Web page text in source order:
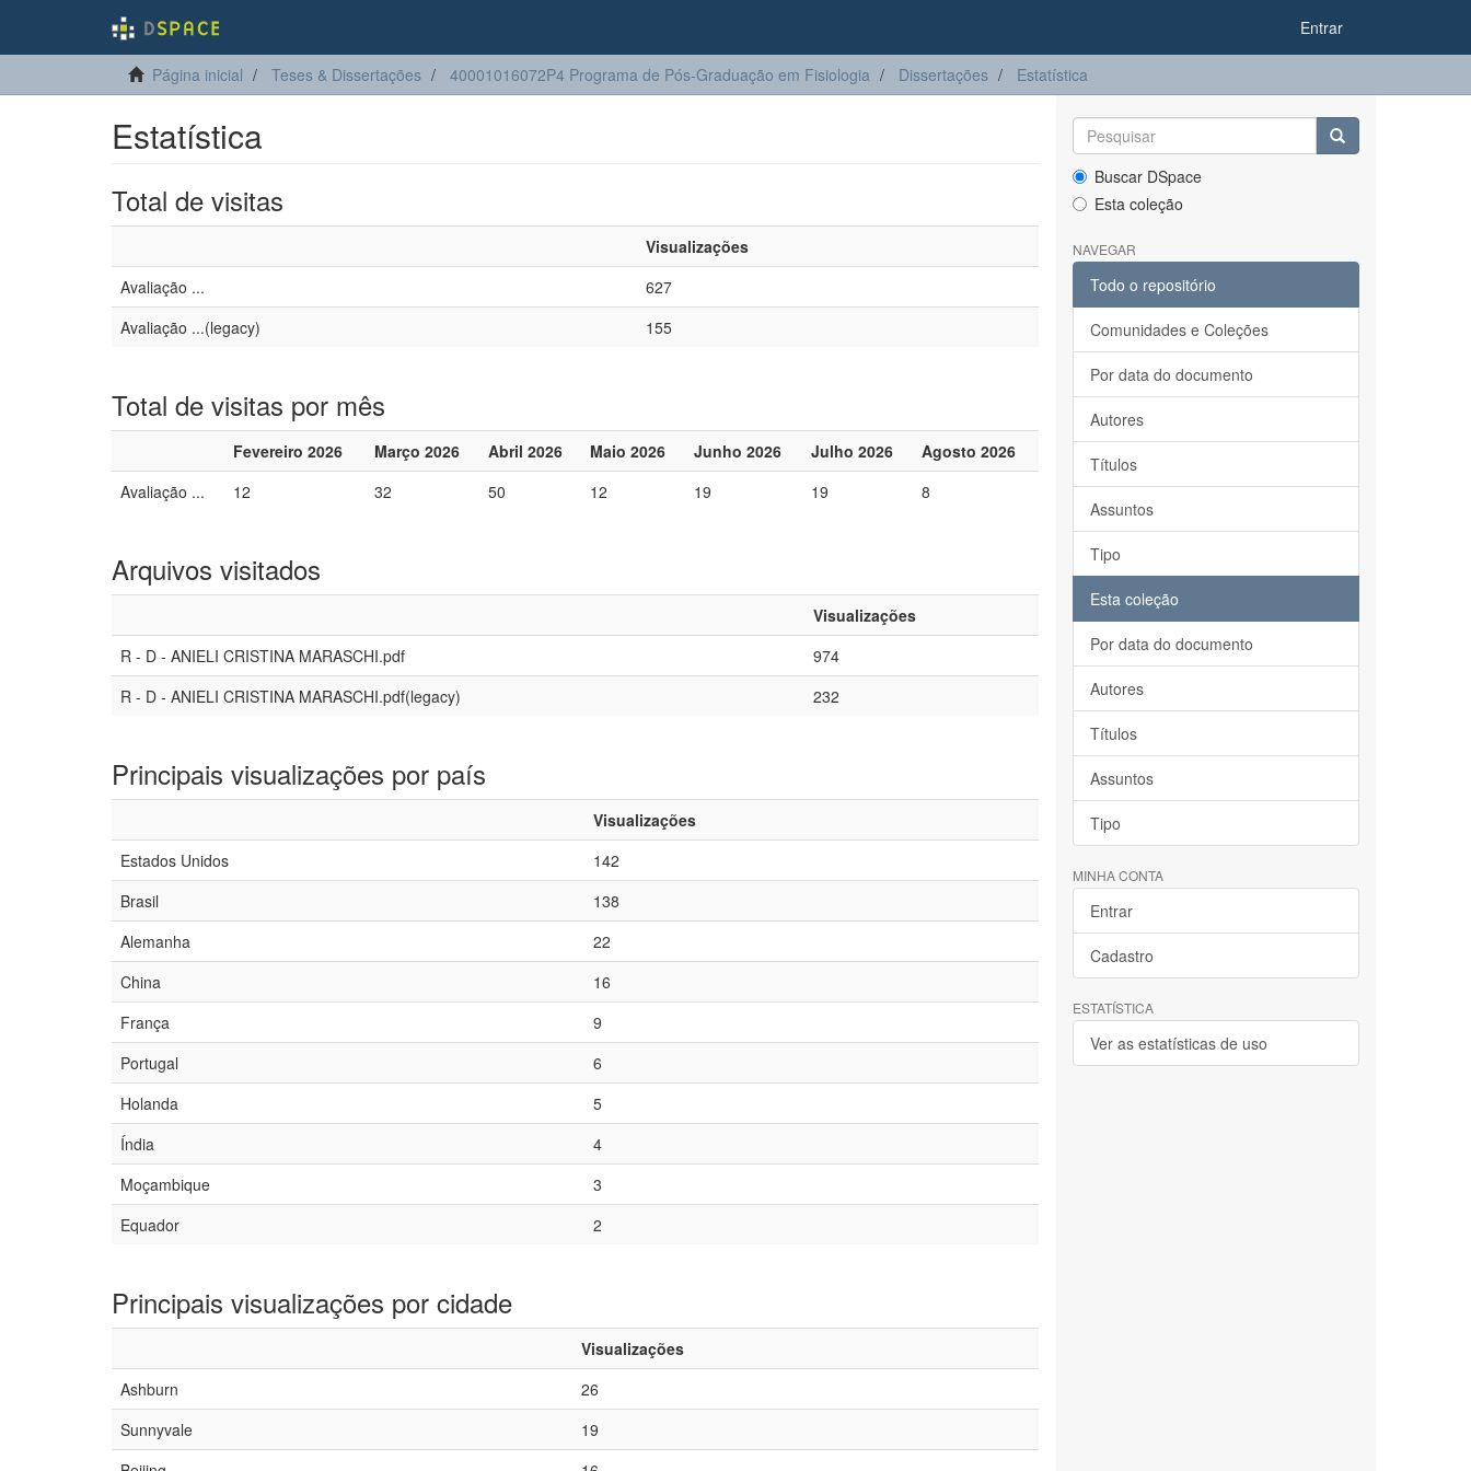
Entrar
Página inicial Teses & Dissertações 40001016072P4 Programa de Pós-Graduação em Fisiologia Dissertações Estatística
Estatística
Total de visitas
Visualizações
Avaliação ...
627
Avaliação ...(legacy)
155
Total de visitas por mês
Fevereiro 2026 Março 2026 Abril 2026 Maio 2026 Junho 2026 Julho 2026
Agosto 2026
Avaliação ...
12 32 50 12 19 19 8
Arquivos visitados
Visualizações
R - D - ANIELI CRISTINA MARASCHI.pdf
974
R - D - ANIELI CRISTINA MARASCHI.pdf(legacy)
232
Principais visualizações por país
Visualizações
Estados Unidos
142
Brasil
138
Alemanha
22
China
16
França
9
Portugal
6
Holanda
5
Índia
4
Moçambique
3
Equador
2
Principais visualizações por cidade
Visualizações
Ashburn
26
Sunnyvale
19
Buscar DSpace
Esta coleção
NAVEGAR
Todo o repositório
Comunidades e Coleções
Por data do documento
Autores
Títulos
Assuntos
Tipo
Esta coleção
Por data do documento
Autores
Títulos
Assuntos
Tipo
MINHA CONTA
Entrar
Cadastro
ESTATÍSTICA
Ver as estatísticas de uso